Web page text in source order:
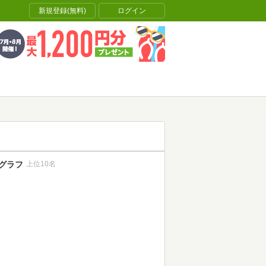
新規登録(無料) ログイン
ラフ 上位10名